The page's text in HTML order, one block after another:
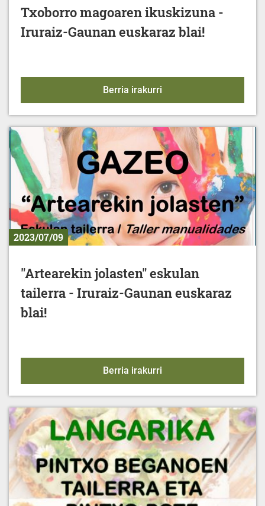
Txoborro magoaren ikuskizuna -
Iruraiz-Gaunan euskaraz blai!
Berria irakurri
2023/07/09
"Artearekin jolasten" eskulan
tailerra - Iruraiz-Gaunan euskaraz
blai!
Berria irakurri